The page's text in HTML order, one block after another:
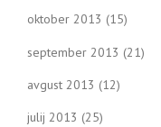
oktober 2013 (15)
september 2013 (21)
avgust 2013 (12)
julij 2013 (25)